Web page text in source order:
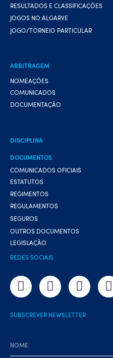
RESULTADOS E CLASSIFICAÇÕES
JOGOS NO ALGARVE
JOGO/TORNEIO PARTICULAR
ARBITRAGEM
NOMEAÇÕES
COMUNICADOS
DOCUMENTAÇÃO
DISCIPLINA
DOCUMENTOS
COMUNICADOS OFICIAIS
ESTATUTOS
REGIMENTOS
REGULAMENTOS
SEGUROS
OUTROS DOCUMENTOS
LEGISLAÇÃO
REDES SOCIAIS
SUBSCREVER NEWSLETTER